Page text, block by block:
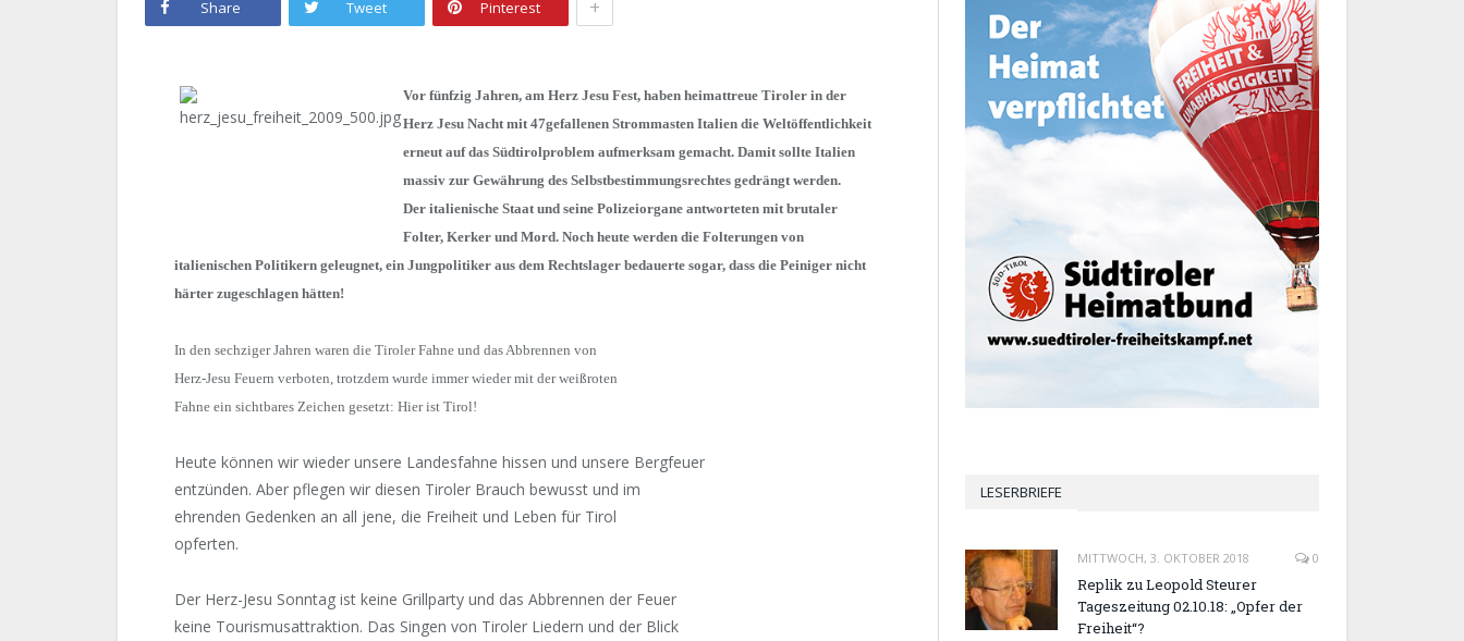
Share Tweet Pinterest +
Vor fünfzig Jahren, am Herz Jesu Fest, haben heimattreue Tiroler in der
Herz Jesu Nacht mit 47gefallenen Strommasten Italien die Weltöffentlichkeit
erneut auf das Südtirolproblem aufmerksam gemacht. Damit sollte Italien
massiv zur Gewährung des Selbstbestimmungsrechtes gedrängt werden.
Der italienische Staat und seine Polizeiorgane antworteten mit brutaler
Folter, Kerker und Mord. Noch heute werden die Folterungen von
italienischen Politikern geleugnet, ein Jungpolitiker aus dem Rechtslager bedauerte sogar, dass die Peiniger nicht
härter zugeschlagen hätten!
In den sechziger Jahren waren die Tiroler Fahne und das Abbrennen von
Herz-Jesu Feuern verboten, trotzdem wurde immer wieder mit der weißroten
Fahne ein sichtbares Zeichen gesetzt: Hier ist Tirol!
Heute können wir wieder unsere Landesfahne hissen und unsere Bergfeuer
entzünden. Aber pflegen wir diesen Tiroler Brauch bewusst und im
ehrenden Gedenken an all jene, die Freiheit und Leben für Tirol
opferten.
Der Herz-Jesu Sonntag ist keine Grillparty und das Abbrennen der Feuer
keine Tourismusattraktion. Das Singen von Tiroler Liedern und der Blick
LESERBRIEFE
MITTWOCH, 3. OKTOBER 2018 0
Replik zu Leopold Steurer
Tageszeitung 02.10.18: „Opfer der
Freiheit“?